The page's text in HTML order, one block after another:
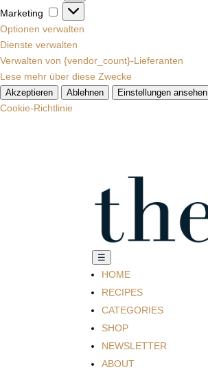
Marketing
Marketing
Optionen verwalten
Dienste verwalten
Verwalten von {vendor_count}-Lieferanten
Lese mehr über diese Zwecke
Akzeptieren Ablehnen Einstellungen ansehen
Cookie-Richtlinie
☰
HOME
RECIPES
CATEGORIES
SHOP
NEWSLETTER
ABOUT